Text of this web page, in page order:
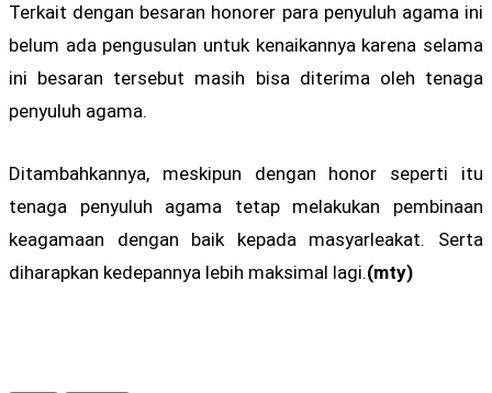
Terkait dengan besaran honorer para penyuluh agama ini
belum ada pengusulan untuk kenaikannya karena selama
ini besaran tersebut masih bisa diterima oleh tenaga
penyuluh agama.
Ditambahkannya, meskipun dengan honor seperti itu
tenaga penyuluh agama tetap melakukan pembinaan
keagamaan dengan baik kepada masyarleakat. Serta
diharapkan kedepannya lebih maksimal lagi.(mty)